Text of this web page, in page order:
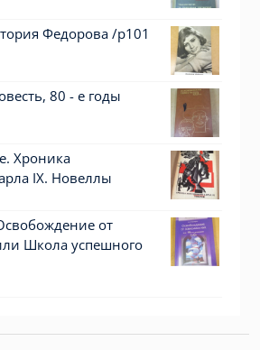
Федорова /p101
80 - е годы
Хроника
IX. Новеллы
от
Школа успешного